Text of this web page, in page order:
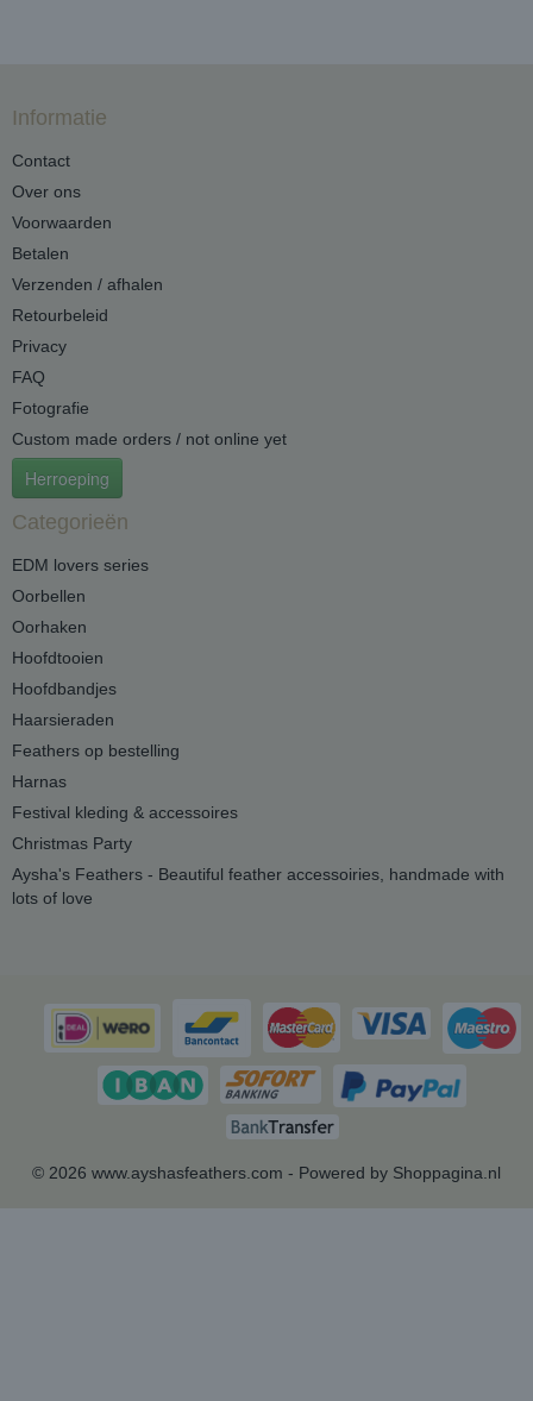
Informatie
Contact
Over ons
Voorwaarden
Betalen
Verzenden / afhalen
Retourbeleid
Privacy
FAQ
Fotografie
Custom made orders / not online yet
Herroeping
Categorieën
EDM lovers series
Oorbellen
Oorhaken
Hoofdtooien
Hoofdbandjes
Haarsieraden
Feathers op bestelling
Harnas
Festival kleding & accessoires
Christmas Party
Aysha's Feathers - Beautiful feather accessoiries, handmade with
lots of love
© 2026 www.ayshasfeathers.com - Powered by Shoppagina.nl